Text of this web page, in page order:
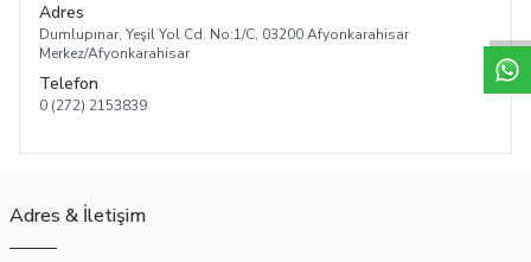
Adres
Dumlupınar, Yeşil Yol Cd. No:1/C, 03200 Afyonkarahisar
Merkez/Afyonkarahisar
Telefon
0 (272) 2153839
Adres & İletişim